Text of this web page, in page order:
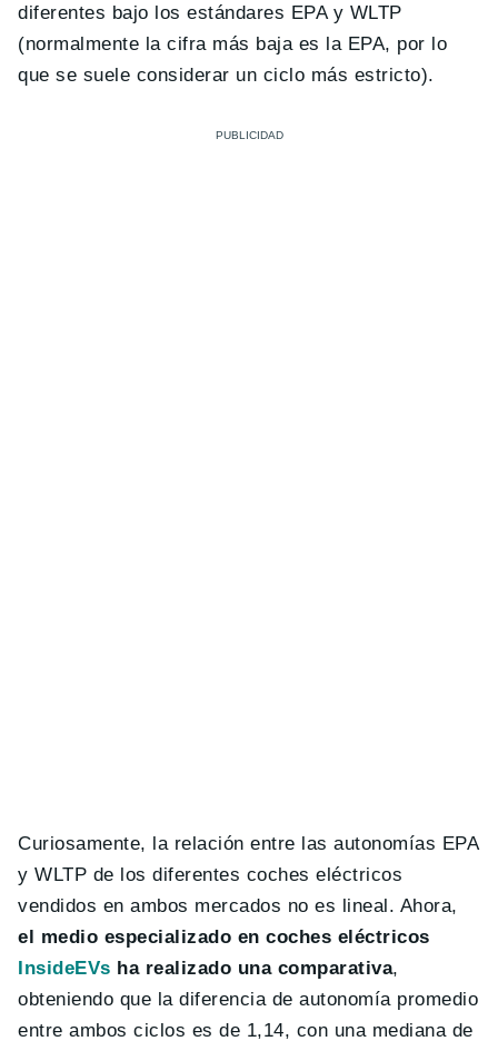
diferentes bajo los estándares EPA y WLTP
(normalmente la cifra más baja es la EPA, por lo
que se suele considerar un ciclo más estricto).
Curiosamente, la relación entre las autonomías EPA
y WLTP de los diferentes coches eléctricos
vendidos en ambos mercados no es lineal. Ahora,
el medio especializado en coches eléctricos
InsideEVs ha realizado una comparativa,
obteniendo que la diferencia de autonomía promedio
entre ambos ciclos es de 1,14, con una mediana de